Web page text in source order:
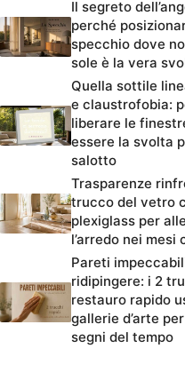
Il segreto
perché
specchio dove
sole è la vera
Quella sottile
e claustrofobia:
liberare le
essere la svolta
salotto
Trasparenze
trucco del vetro
plexiglass per
l’arredo nei mesi
Pareti
ridipingere: i 2
restauro rapido
gallerie d’arte
segni del tempo